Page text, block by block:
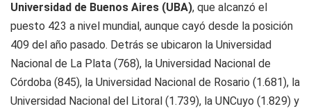
Universidad de Buenos Aires (UBA), que alcanzó el
puesto 423 a nivel mundial, aunque cayó desde la posición
409 del año pasado. Detrás se ubicaron la Universidad
Nacional de La Plata (768), la Universidad Nacional de
Córdoba (845), la Universidad Nacional de Rosario (1.681), la
Universidad Nacional del Litoral (1.739), la UNCuyo (1.829) y